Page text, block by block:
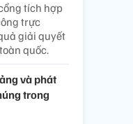
tích hợp
trực
giải quyết
quốc.
và phát
trong